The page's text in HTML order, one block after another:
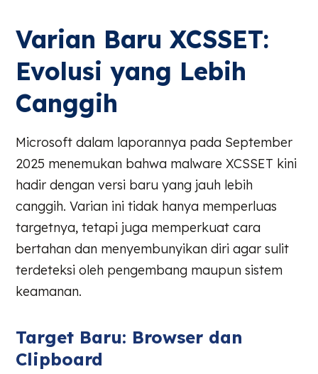
Varian Baru XCSSET:
Evolusi yang Lebih
Canggih
Microsoft dalam laporannya pada September
2025 menemukan bahwa malware XCSSET kini
hadir dengan versi baru yang jauh lebih
canggih. Varian ini tidak hanya memperluas
targetnya, tetapi juga memperkuat cara
bertahan dan menyembunyikan diri agar sulit
terdeteksi oleh pengembang maupun sistem
keamanan.
Target Baru: Browser dan
Clipboard